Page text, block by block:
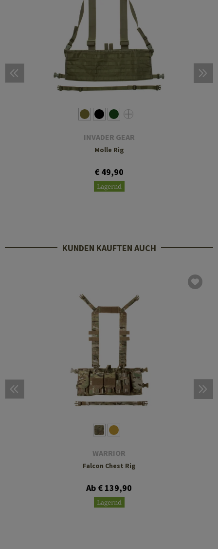
INVADER GEAR
Molle Rig
€ 49,90
Lagernd
KUNDEN KAUFTEN AUCH
WARRIOR
Falcon Chest Rig
Ab € 139,90
Lagernd